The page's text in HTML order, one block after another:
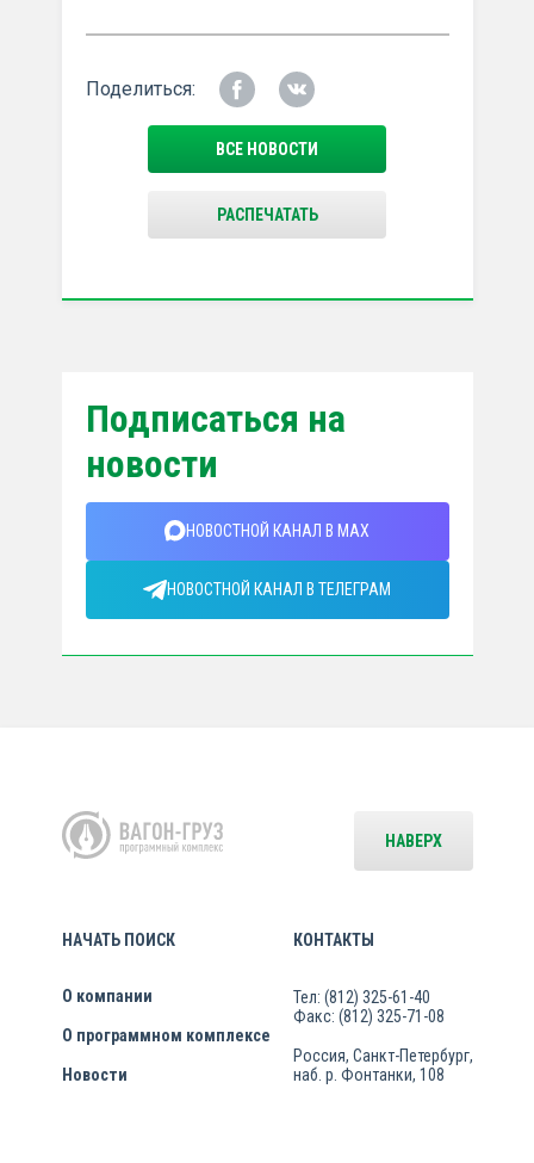
Поделиться:
ВСЕ НОВОСТИ
РАСПЕЧАТАТЬ
Подписаться на
новости
НОВОСТНОЙ КАНАЛ В MAX
НОВОСТНОЙ КАНАЛ В ТЕЛЕГРАМ
НАЧАТЬ ПОИСК
О компании
О программном комплексе
Новости
КОНТАКТЫ
Тел: (812) 325-61-40
Факс: (812) 325-71-08
Россия, Санкт-Петербург,
наб. р. Фонтанки, 108
НАВЕРХ